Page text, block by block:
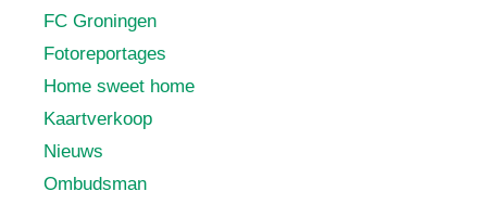
FC Groningen
Fotoreportages
Home sweet home
Kaartverkoop
Nieuws
Ombudsman